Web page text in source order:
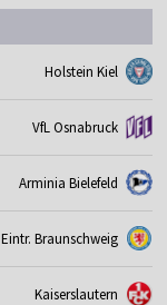
Holstein Kiel
VfL Osnabruck
Arminia Bielefeld
Eintr. Braunschweig
Kaiserslautern